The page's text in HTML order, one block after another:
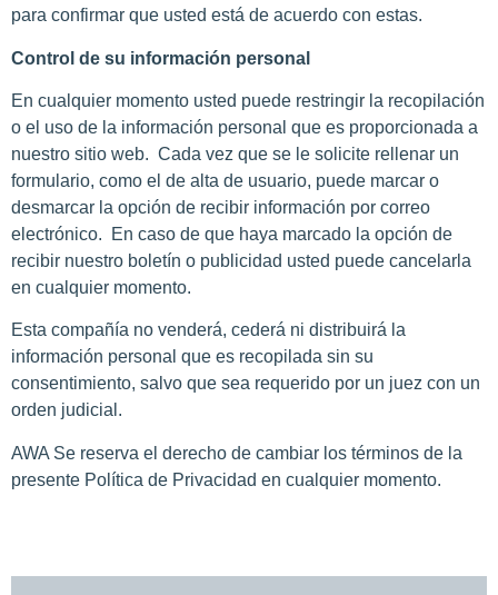
para confirmar que usted está de acuerdo con estas.
Control de su información personal
En cualquier momento usted puede restringir la recopilación
o el uso de la información personal que es proporcionada a
nuestro sitio web. Cada vez que se le solicite rellenar un
formulario, como el de alta de usuario, puede marcar o
desmarcar la opción de recibir información por correo
electrónico. En caso de que haya marcado la opción de
recibir nuestro boletín o publicidad usted puede cancelarla
en cualquier momento.
Esta compañía no venderá, cederá ni distribuirá la
información personal que es recopilada sin su
consentimiento, salvo que sea requerido por un juez con un
orden judicial.
AWA Se reserva el derecho de cambiar los términos de la
presente Política de Privacidad en cualquier momento.